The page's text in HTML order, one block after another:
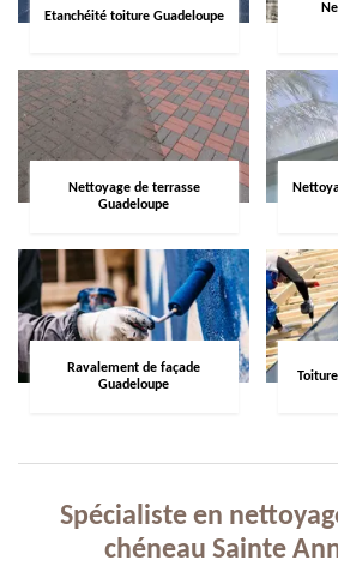
Etanchéité toiture Guadeloupe
Nettoyage de terrasse
Guadeloupe
Ravalement de façade
Guadeloupe
Spécialiste en
chéneau Sainte